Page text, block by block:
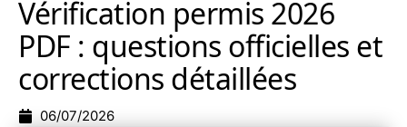
Vérification permis 2026
PDF : questions officielles et
corrections détaillées
06/07/2026